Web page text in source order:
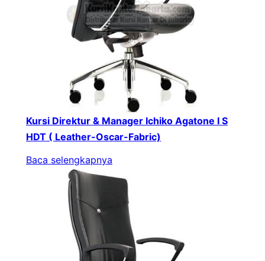
Kursi Direktur & Manager Ichiko Agatone I S
HDT ( Leather-Oscar-Fabric)
Baca selengkapnya